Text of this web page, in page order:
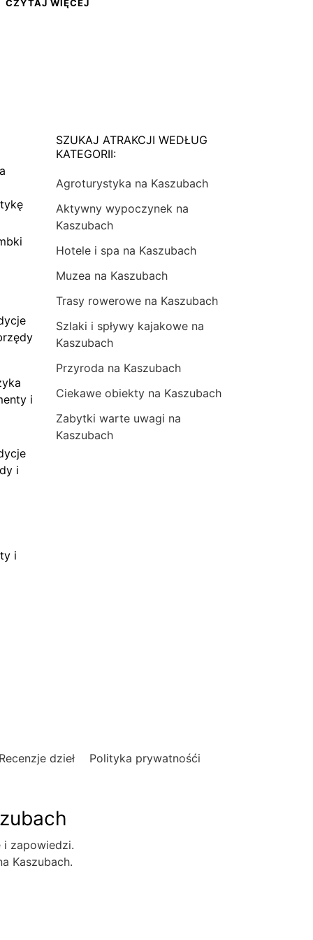
CZYTAJ WIĘCEJ
i
i
i
SZUKAJ ATRAKCJI WEDŁUG
KATEGORII:
Agroturystyka na Kaszubach
Aktywny wypoczynek na
Kaszubach
Hotele i spa na Kaszubach
Muzea na Kaszubach
Trasy rowerowe na Kaszubach
Szlaki i spływy kajakowe na
Kaszubach
Przyroda na Kaszubach
Ciekawe obiekty na Kaszubach
Zabytki warte uwagi na
Kaszubach
dzieł Polityka prywatnośći
i zapowiedzi.
Kaszubach.